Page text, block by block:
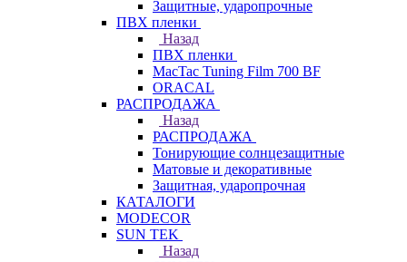
Защитные, ударопрочные
ПВХ пленки
Назад
ПВХ пленки
MacTac Tuning Film 700 BF
ORACAL
РАСПРОДАЖА
Назад
РАСПРОДАЖА
Тонирующие солнцезащитные
Матовые и декоративные
Защитная, ударопрочная
КАТАЛОГИ
MODECOR
SUN TEK
Назад